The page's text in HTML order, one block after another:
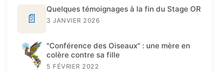
📄
Quelques témoignages à la fin du Stage OR
3 JANVIER 2026
"Conférence des Oiseaux" : une mère en
colère contre sa fille
5 FÉVRIER 2022